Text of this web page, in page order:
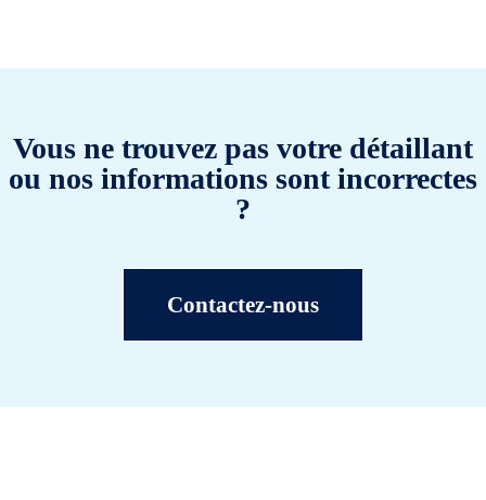
Vous ne trouvez pas votre détaillant
ou nos informations sont incorrectes
?
Contactez-nous